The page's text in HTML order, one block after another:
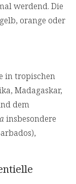
werdend. Die
orange oder
in tropischen
Madagaskar,
dem
insbesondere